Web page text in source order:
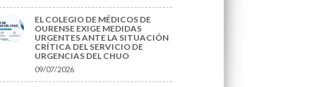
EL COLEGIO DE MÉDICOS DE
OURENSE EXIGE MEDIDAS
URGENTES ANTE LA SITUACIÓN
CRÍTICA DEL SERVICIO DE
URGENCIAS DEL CHUO
09/07/2026